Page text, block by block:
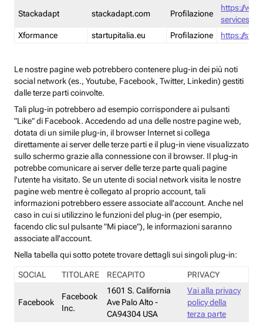
Stackadapt stackadapt.com Profilazione
https://
services-
Xformance
startupitalia.eu Profilazione https://
Le nostre pagine web potrebbero contenere plug-in dei più noti
social network (es., Youtube, Facebook, Twitter, Linkedin) gestiti
dalle terze parti coinvolte.
Tali plug-in potrebbero ad esempio corrispondere ai pulsanti
"Like" di Facebook. Accedendo ad una delle nostre pagine web,
dotata di un simile plug-in, il browser Internet si collega
direttamente ai server delle terze parti e il plug-in viene visualizzato
sullo schermo grazie alla connessione con il browser. Il plug-in
potrebbe comunicare ai server delle terze parte quali pagine
l'utente ha visitato. Se un utente di social network visita le nostre
pagine web mentre è collegato al proprio account, tali
informazioni potrebbero essere associate all'account. Anche nel
caso in cui si utilizzino le funzioni del plug-in (per esempio,
facendo clic sul pulsante "Mi piace"), le informazioni saranno
associate all'account.
Nella tabella qui sotto potete trovare dettagli sui singoli plug-in:
SOCIAL TITOLARE RECAPITO PRIVACY
Facebook
Facebook
Inc.
1601 S. California
Ave Palo Alto -
CA94304 USA
Vai alla privacy
policy della
terza parte